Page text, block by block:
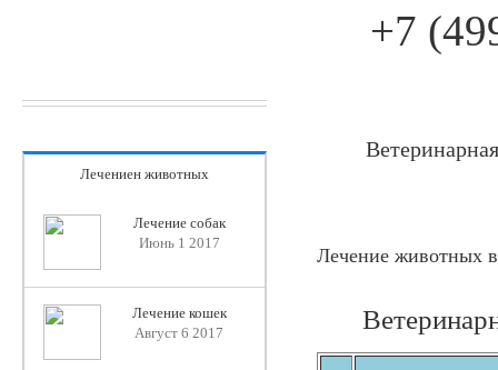
+7
Лечениен животных
Лечение собак
Июнь 1 2017
Лечение кошек
Август 6 2017
Лечение животных